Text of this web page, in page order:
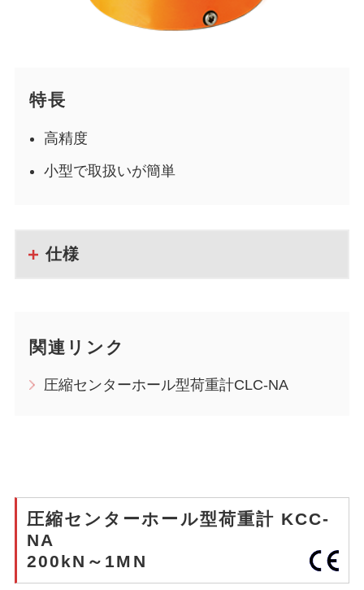
特長
高精度
小型で取扱いが簡単
仕様
関連リンク
圧縮センターホール型荷重計CLC-NA
圧縮センターホール型荷重計 KCC-
NA
200kN～1MN